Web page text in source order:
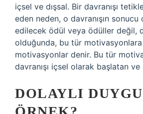
içsel ve dışsal. Bir davranışı
eden neden, o davranışın
edilecek ödül veya ödüller değil,
olduğunda, bu tür
motivasyonlar denir. Bu tür
davranışı içsel olarak başlatan
DOLAYLI